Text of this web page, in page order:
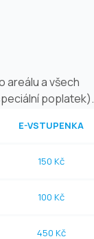
areálu a všech
poplatek).
E-VSTUPENKA
150 Kč
100 Kč
450 Kč